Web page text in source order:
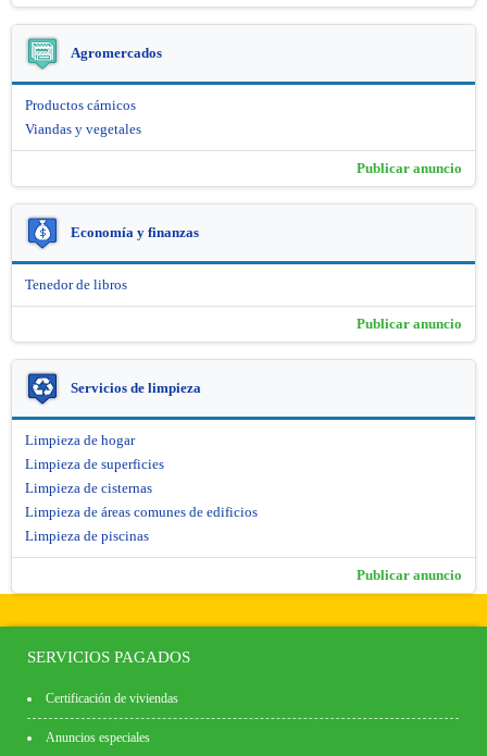
Agromercados
Productos cárnicos
Viandas y vegetales
Publicar anuncio
Economía y finanzas
Tenedor de libros
Publicar anuncio
Servicios de limpieza
Limpieza de hogar
Limpieza de superficies
Limpieza de cisternas
Limpieza de áreas comunes de edificios
Limpieza de piscinas
Publicar anuncio
SERVICIOS PAGADOS
Certificación de viviendas
Anuncios especiales